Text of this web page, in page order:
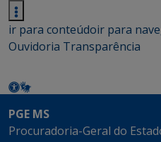
ir para conteúdoir para
Ouvidoria Transparência
PGE MS
Procuradoria-Geral do